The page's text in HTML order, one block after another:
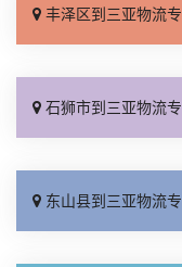
丰泽区到三亚物流专线_怎么收费「准时准点」
石狮市到三亚物流专线_无需中转「价位合理」
东山县到三亚物流专线_快速响应「快速直达」